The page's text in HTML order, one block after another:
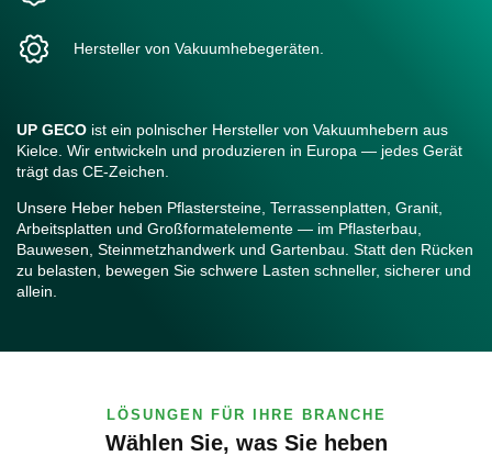
Hersteller von Vakuumhebegeräten.
UP GECO ist ein polnischer Hersteller von Vakuumhebern aus
Kielce. Wir entwickeln und produzieren in Europa — jedes Gerät
trägt das CE-Zeichen.
Unsere Heber heben Pflastersteine, Terrassenplatten, Granit,
Arbeitsplatten und Großformatelemente — im Pflasterbau,
Bauwesen, Steinmetzhandwerk und Gartenbau. Statt den Rücken
zu belasten, bewegen Sie schwere Lasten schneller, sicherer und
allein.
LÖSUNGEN FÜR IHRE BRANCHE
Wählen Sie, was Sie heben